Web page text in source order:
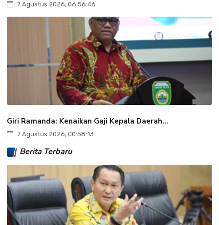
7 Agustus 2026, 06:56:46
Giri Ramanda: Kenaikan Gaji Kepala Daerah...
7 Agustus 2026, 00:58:13
Berita Terbaru